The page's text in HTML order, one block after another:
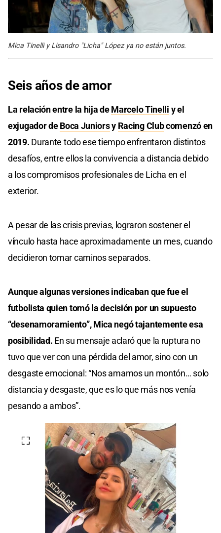
Mica Tinelli y Lisandro "Licha" López ya no están juntos.
Seis años de amor
La relación entre la hija deMarcelo Tinelli y el
exjugador deBoca Juniorsy Racing Clubcomenzó en
2019. Durante todo ese tiempo enfrentaron distintos
desafíos, entre ellos la convivencia a distancia debido
a los compromisos profesionales de Licha en el
exterior.
A pesar de las crisis previas, lograron sostener el
vínculo hasta hace aproximadamente un mes, cuando
decidieron tomar caminos separados.
Aunque algunas versiones indicaban que fue el
futbolista quien tomó la decisión por un supuesto
“desenamoramiento”, Mica negó tajantemente esa
posibilidad. En su mensaje aclaró que la ruptura no
tuvo que ver con una pérdida del amor, sino con un
desgaste emocional: “Nos amamos un montón… solo
distancia y desgaste, que es lo que más nos venía
pesando a ambos”.